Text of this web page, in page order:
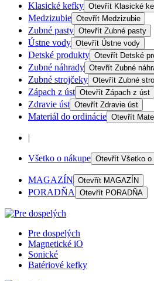
Klasické kefky Otevřít Klasické
Medzizubie Otevřít Medzizubie
Zubné pasty Otevřít Zubné pasty
Ústne vody Otevřít Ústne vody
Detské produkty Otevřít Detské
Zubné náhrady Otevřít Zubné
Zubné strojčeky Otevřít Zubné
Zápach z úst Otevřít Zápach z úst
Zdravie úst Otevřít Zdravie úst
Materiál do ordinácie Otevřít
|
Všetko o nákupe Otevřít Všetko o
MAGAZÍN Otevřít MAGAZÍN
PORADŇA Otevřít PORADŇA
Pre dospelých
Magnetické iO
Sonické
Batériové kefky